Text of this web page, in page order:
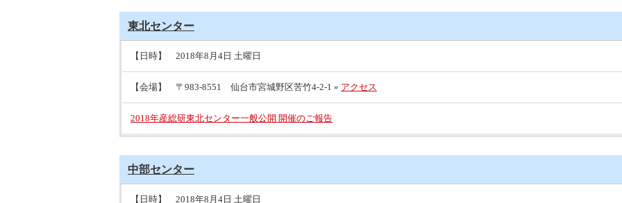
東北センター
【日時】 2018年8月4日 土曜日
【会場】 〒983-8551 仙台市宮城野区苦竹4-2-1 » アクセス
2018年産総研東北センター一般公開 開催のご報告
中部センター
【日時】 2018年8月4日 土曜日